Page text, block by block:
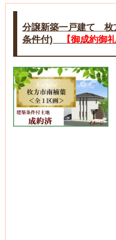
分譲新築一戸建て 枚
条件付) 【御成約御礼